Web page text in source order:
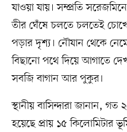
যাওয়া যায়। সম্প্রতি
তীর ঘেঁষে চলতে চলতেই
পড়ার দৃশ্য। নৌযান থেকে
বিছানো পথে দিয়ে আগাতে
সবজি বাগান আর পুকুর।
স্থানীয় বাসিন্দারা জানান,
হয়েছে প্রায় ১৫ কিলোমিটার